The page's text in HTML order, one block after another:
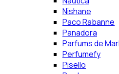
Nishane
Paco Rabanne
Panadora
Parfums de
Perfumefy
Pisello